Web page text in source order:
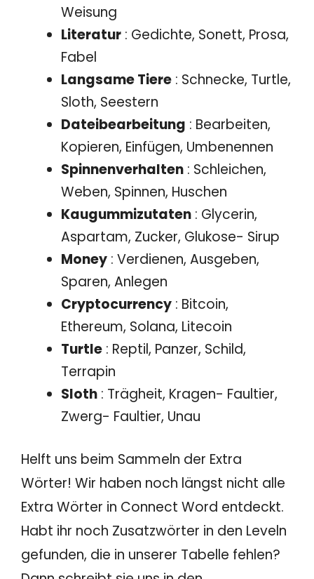
Weisung
Literatur : Gedichte, Sonett, Prosa,
Fabel
Langsame Tiere : Schnecke, Turtle,
Sloth, Seestern
Dateibearbeitung : Bearbeiten,
Kopieren, Einfügen, Umbenennen
Spinnenverhalten : Schleichen,
Weben, Spinnen, Huschen
Kaugummizutaten : Glycerin,
Aspartam, Zucker, Glukose- Sirup
Money : Verdienen, Ausgeben,
Sparen, Anlegen
Cryptocurrency : Bitcoin,
Ethereum, Solana, Litecoin
Turtle : Reptil, Panzer, Schild,
Terrapin
Sloth : Trägheit, Kragen- Faultier,
Zwerg- Faultier, Unau
Helft uns beim Sammeln der Extra
Wörter! Wir haben noch längst nicht alle
Extra Wörter in Connect Word entdeckt.
Habt ihr noch Zusatzwörter in den Leveln
gefunden, die in unserer Tabelle fehlen?